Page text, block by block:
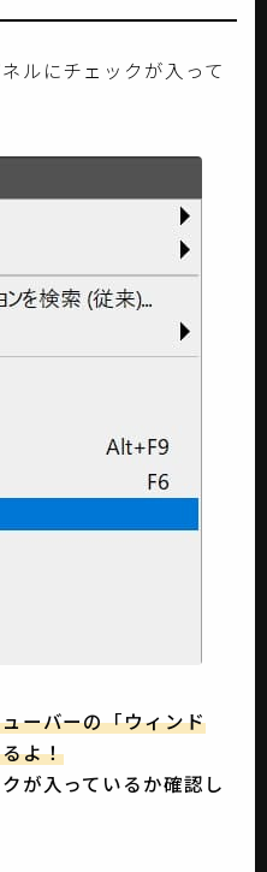
ルにチェックが入って
ーバーの「ウィンド
よ！
が入っているか確認し